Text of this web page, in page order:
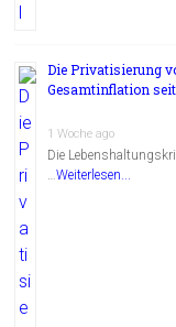
Die Privatisierung
Gesamtinflation
1 Woche ago
Die
…Weiterlesen...